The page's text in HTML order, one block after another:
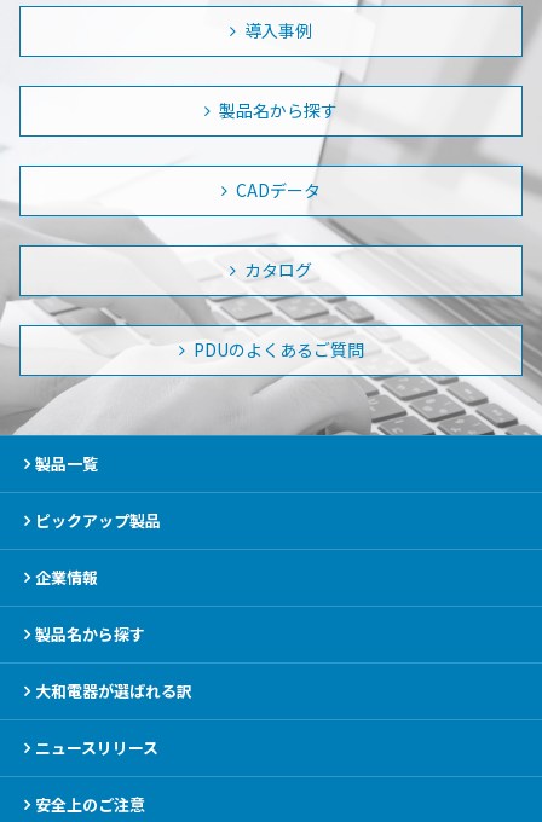
導入事例
製品名から探す
CADデータ
カタログ
PDUのよくあるご質問
製品一覧
ピックアップ製品
企業情報
製品名から探す
大和電器が選ばれる訳
ニュースリリース
安全上のご注意